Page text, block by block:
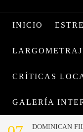
INICIO
CRÍTICAS
GALERÍA